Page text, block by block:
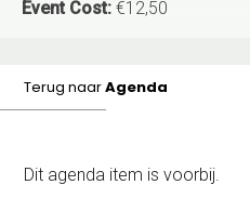
Event Cost: €12,50
Terug naarAgenda
Dit agenda item is voorbij.